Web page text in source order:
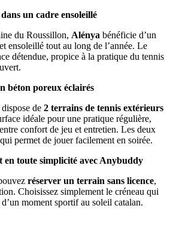
un cadre ensoleillé
du Roussillon, Alénya bénéficie d’un
ensoleillé tout au long de l’année. Le
détendue, propice à la pratique du tennis
béton poreux éclairés
dispose de 2 terrains de tennis extérieurs
idéale pour une pratique régulière,
confort de jeu et entretien. Les deux
permet de jouer facilement en soirée.
en toute simplicité avec Anybuddy
réserver un terrain sans licence,
Choisissez simplement le créneau qui
moment sportif au soleil catalan.